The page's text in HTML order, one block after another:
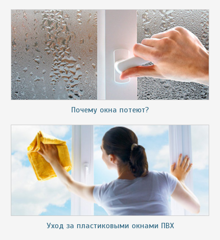
Почему окна потеют?
Уход за пластиковыми окнами ПВХ